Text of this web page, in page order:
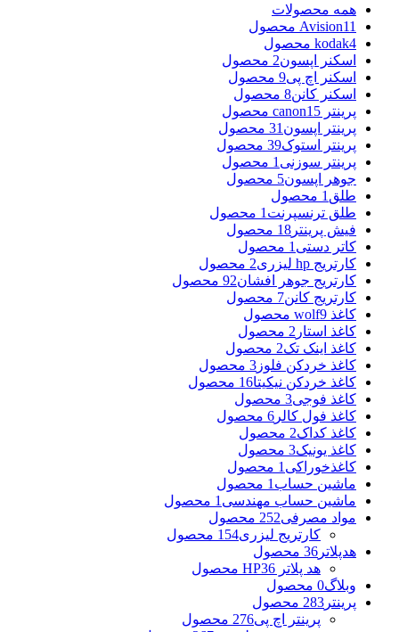
همه محصولات
Avision11 محصول
kodak4 محصول
اسکنر اپسون2 محصول
اسکنر اچ پی9 محصول
اسکنر کانن8 محصول
پرینتر canon 15 محصول
پرینتر اپسون 31 محصول
پرینتر استوک39 محصول
پرینتر سوزنی 1 محصول
جوهر اپسون5 محصول
طلق 1 محصول
طلق ترنسپرنت 1 محصول
فیش پرینتر 18 محصول
کاتر دستی 1 محصول
کارتریج hp لیزری
2 محصول
کارتریج جوهر افشان92 محصول
کارتریج کانن7 محصول
کاغذ wolf 9 محصول
کاغذ استار 2 محصول
کاغذ اینک تک2 محصول
کاغذ خردکن فلوز 3 محصول
کاغذ خردکن نیکیتا16 محصول
کاغذ فوجی3 محصول
کاغذ فول کالر 6 محصول
کاغذ کداک2 محصول
کاغذ یونیک3 محصول
کاغذخوراکی 1 محصول
ماشین حساب 1 محصول
ماشین حساب مهندسی 1 محصول
مواد مصرفی252 محصول
کارتریج لیزری154 محصول
هدپلاتر 36 محصول
هد پلاتر HP 36 محصول
وبلاگ0 محصول
پرینتر 283 محصول
پرینتر اچ پی276 محصول